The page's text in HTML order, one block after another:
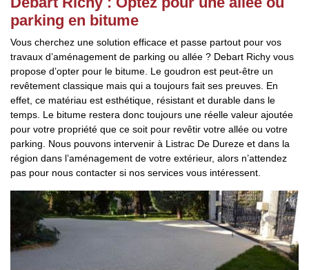
parking en bitume
Vous cherchez une solution efficace et passe partout pour vos
travaux d’aménagement de parking ou allée ? Debart Richy vous
propose d’opter pour le bitume. Le goudron est peut-être un
revêtement classique mais qui a toujours fait ses preuves. En
effet, ce matériau est esthétique, résistant et durable dans le
temps. Le bitume restera donc toujours une réelle valeur ajoutée
pour votre propriété que ce soit pour revêtir votre allée ou votre
parking. Nous pouvons intervenir à Listrac De Dureze et dans la
région dans l’aménagement de votre extérieur, alors n’attendez
pas pour nous contacter si nos services vous intéressent.